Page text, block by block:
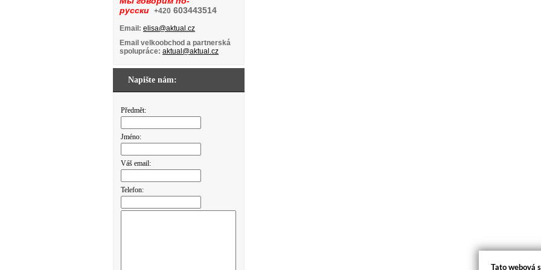
русски +420 603443514
Email: elisa@aktual.cz
Email velkoobchod a partnerská
spolupráce: aktual@aktual.cz
Napište nám:
Předmět:
Jméno:
Váš email:
Telefon:
Tato webová